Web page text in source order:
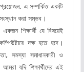
প্রয়োজন, এ সম্পর্কিত একটি
করা সম্ভব।
শিক্ষার্থী যে বিষয়েই
দক্ষ হতে হবে।
সমস্যা সমাধানকারী ও
যদি শিক্ষার্থীদের এই